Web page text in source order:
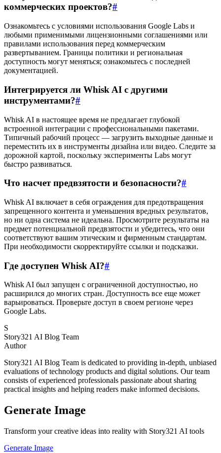
коммерческих проектов?#
Ознакомьтесь с условиями использования Google Labs и
любыми применимыми лицензионными соглашениями или
правилами использования перед коммерческим
развертыванием. Границы политики и региональная
доступность могут меняться; ознакомьтесь с последней
документацией.
Интегрируется ли Whisk AI с другими
инструментами?#
Whisk AI в настоящее время не предлагает глубокой
встроенной интеграции с профессиональными пакетами.
Типичный рабочий процесс — загрузить выходные данные и
переместить их в инструменты дизайна или видео. Следите за
дорожной картой, поскольку эксперименты Labs могут
быстро развиваться.
Что насчет предвзятости и безопасности?#
Whisk AI включает в себя ограждения для предотвращения
запрещенного контента и уменьшения вредных результатов,
но ни одна система не идеальна. Просмотрите результаты на
предмет потенциальной предвзятости и убедитесь, что они
соответствуют вашим этическим и фирменным стандартам.
При необходимости скорректируйте ссылки и подсказки.
Где доступен Whisk AI?#
Whisk AI был запущен с ограниченной доступностью, но
расширился до многих стран. Доступность все еще может
варьироваться. Проверьте доступ в своем регионе через
Google Labs.
S
Story321 AI Blog Team
Author
Story321 AI Blog Team is dedicated to providing in-depth, unbiased
evaluations of technology products and digital solutions. Our team
consists of experienced professionals passionate about sharing
practical insights and helping readers make informed decisions.
Generate Image
Transform your creative ideas into reality with Story321 AI tools
Generate Image